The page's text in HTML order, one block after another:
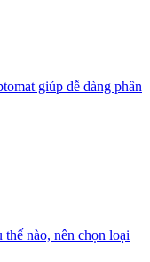
giúp dễ dàng phân
nào, nên chọn loại